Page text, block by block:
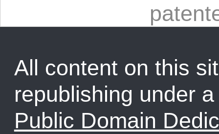
All content on this
republishing under
Public Domain